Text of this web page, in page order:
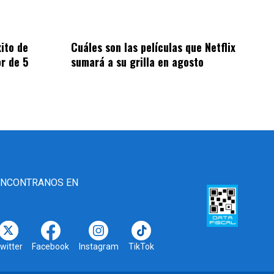
de
de 5
Cuáles son las películas que Netflix
sumará a su grilla en agosto
EN
Facebook Instagram TikTok